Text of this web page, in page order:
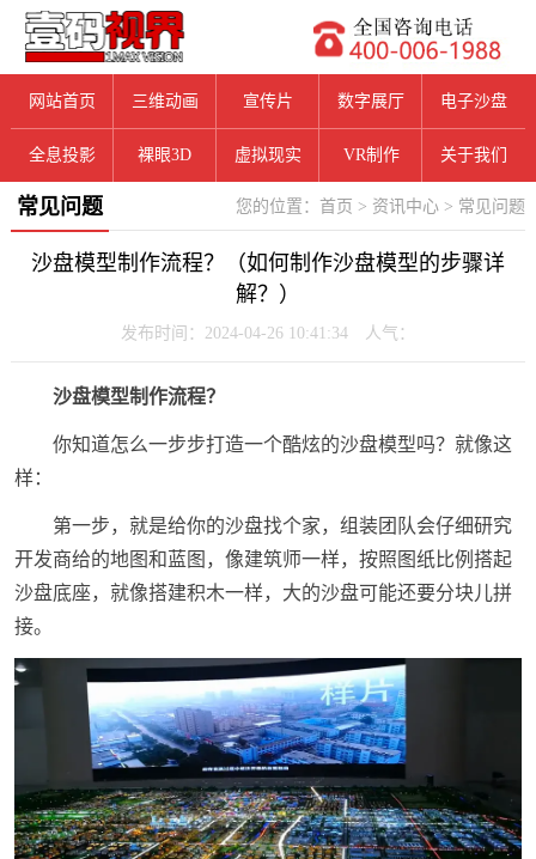
网站首页 三维动画 宣传片 数字展厅 电子沙盘
全息投影 裸眼3D 虚拟现实 VR制作 关于我们
您的位置： 首页 > 资讯中心 > 常见问题
常见问题
沙盘模型制作流程？（如何制作沙盘模型的步骤详
解？）
发布时间：2024-04-26 10:41:34 人气：
沙盘模型制作流程？
你知道怎么一步步打造一个酷炫的沙盘模型吗？就像这
样：
第一步，就是给你的沙盘找个家，组装团队会仔细研究
开发商给的地图和蓝图，像建筑师一样，按照图纸比例搭起
沙盘底座，就像搭建积木一样，大的沙盘可能还要分块儿拼
接。